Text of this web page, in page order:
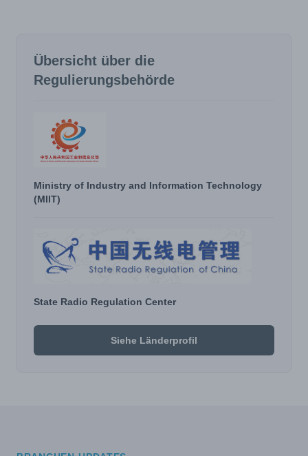
Übersicht über die
Regulierungsbehörde
Ministry of Industry and Information Technology
(MIIT)
State Radio Regulation Center
Siehe Länderprofil